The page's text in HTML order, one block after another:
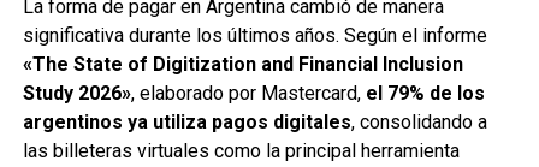
La forma de pagar en Argentina cambió de manera
significativa durante los últimos años. Según el informe
«The State of Digitization and Financial Inclusion
Study 2026», elaborado por Mastercard, el 79% de los
argentinos ya utiliza pagos digitales, consolidando a
las billeteras virtuales como la principal herramienta